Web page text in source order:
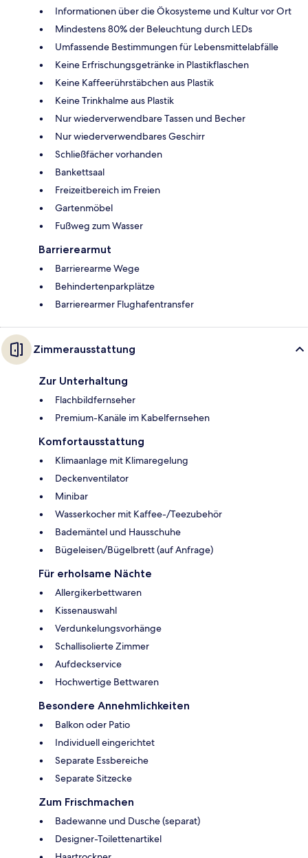
Informationen über die Ökosysteme und Kultur vor Ort
Mindestens 80% der Beleuchtung durch LEDs
Umfassende Bestimmungen für Lebensmittelabfälle
Keine Erfrischungsgetränke in Plastikflaschen
Keine Kaffeerührstäbchen aus Plastik
Keine Trinkhalme aus Plastik
Nur wiederverwendbare Tassen und Becher
Nur wiederverwendbares Geschirr
Schließfächer vorhanden
Bankettsaal
Freizeitbereich im Freien
Gartenmöbel
Fußweg zum Wasser
Barrierearmut
Barrierearme Wege
Behindertenparkplätze
Barrierearmer Flughafentransfer
Zimmerausstattung
Zur Unterhaltung
Flachbildfernseher
Premium-Kanäle im Kabelfernsehen
Komfortausstattung
Klimaanlage mit Klimaregelung
Deckenventilator
Minibar
Wasserkocher mit Kaffee-/Teezubehör
Bademäntel und Hausschuhe
Bügeleisen/Bügelbrett (auf Anfrage)
Für erholsame Nächte
Allergikerbettwaren
Kissenauswahl
Verdunkelungsvorhänge
Schallisolierte Zimmer
Aufdeckservice
Hochwertige Bettwaren
Besondere Annehmlichkeiten
Balkon oder Patio
Individuell eingerichtet
Separate Essbereiche
Separate Sitzecke
Zum Frischmachen
Badewanne und Dusche (separat)
Designer-Toilettenartikel